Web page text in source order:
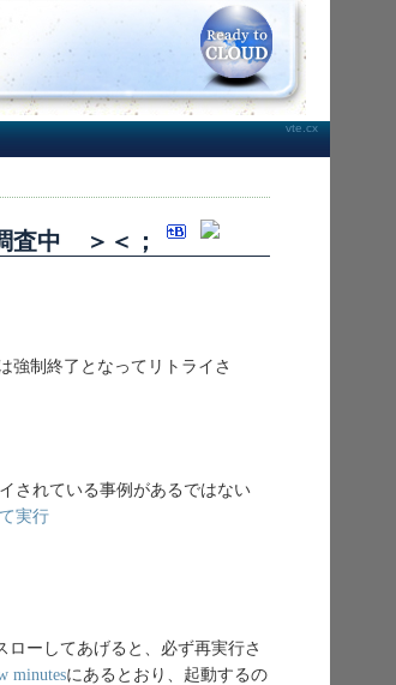
vte.cx
査中 ＞＜；
強制終了となってリトライさ
されている事例があるではない
実行
ーしてあげると、必ず再実行さ
minutesにあるとおり、起動するの